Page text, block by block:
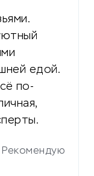
едой.
по-
Рекомендую